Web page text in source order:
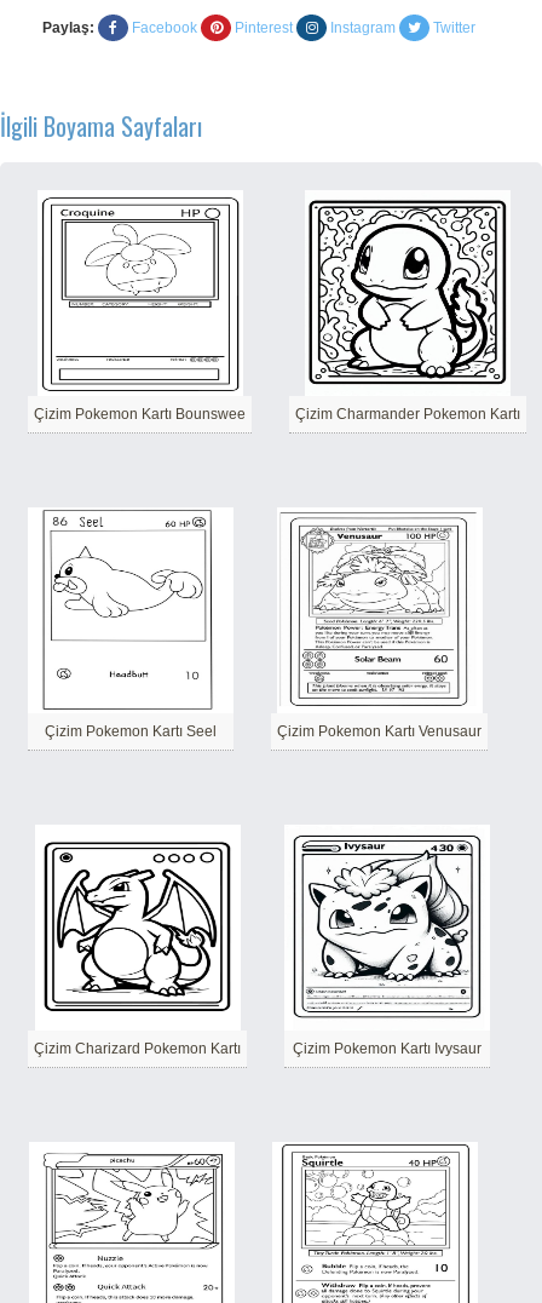
Paylaş: Facebook Pinterest Instagram Twitter
İlgili Boyama Sayfaları
Çizim Pokemon Kartı Bounswee Çizim Charmander Pokemon Kartı
Çizim Pokemon Kartı Seel Çizim Pokemon Kartı Venusaur
Çizim Charizard Pokemon Kartı Çizim Pokemon Kartı Ivysaur